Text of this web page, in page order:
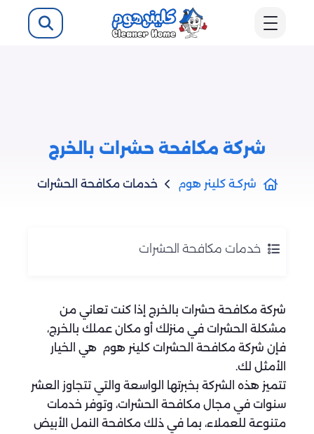
شركة مكافحة حشرات بالخرج
شركـة كلينر هوم خدمات مكافحة الحشرات
خدمات مكافحة الحشرات
شركة مكافحة حشرات بالخرج إذا كنت تعاني من
مشكلة الحشرات في منزلك أو مكان عملك بالخرج،
فإن شركة مكافحة الحشرات كلينر هوم هي الخيار
الأمثل لك.
تتميز هذه الشركة بخبرتها الواسعة والتي تتجاوز العشر
سنوات في مجال مكافحة الحشرات، وتوفر خدمات
متنوعة للعملاء، بما في ذلك مكافحة النمل الأبيض